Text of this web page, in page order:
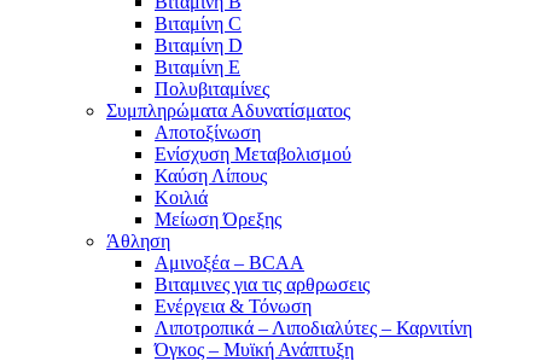
Βιταμίνη C
Βιταμίνη D
Βιταμίνη E
Πολυβιταμίνες
Συμπληρώματα Αδυνατίσματος
Αποτοξίνωση
Ενίσχυση Μεταβολισμού
Καύση Λίπους
Κοιλιά
Μείωση Όρεξης
Άθληση
Αμινοξέα – BCAA
Βιταμινες για τις αρθρωσεις
Ενέργεια & Τόνωση
Λιποτροπικά – Λιποδιαλύτες – Καρνιτίνη
Όγκος – Μυϊκή Ανάπτυξη